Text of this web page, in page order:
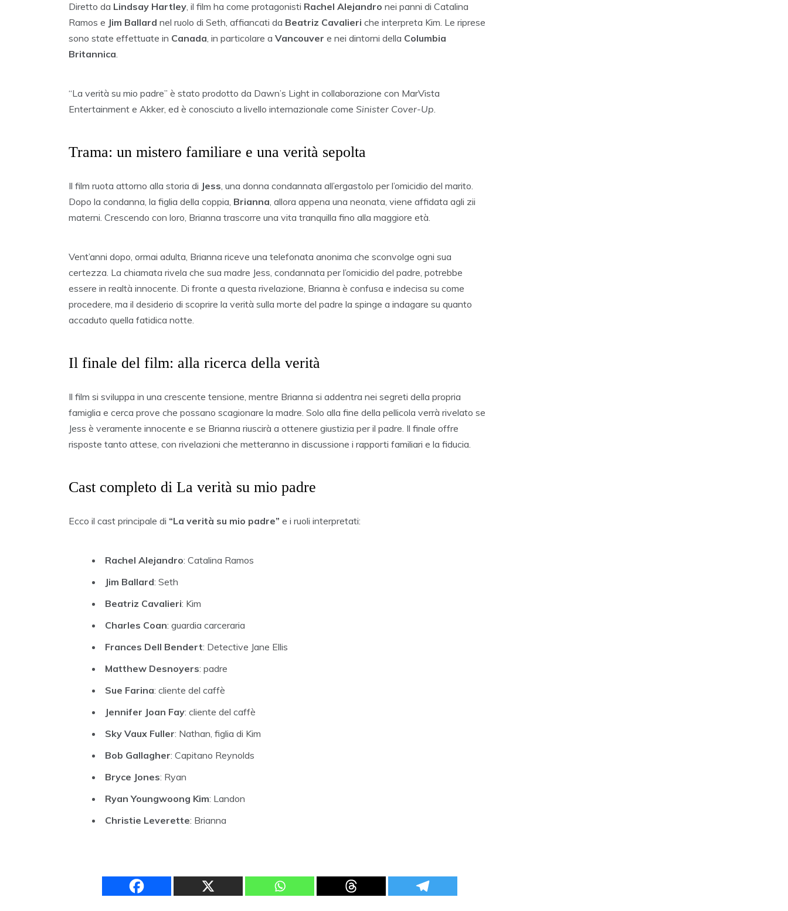
Diretto da Lindsay Hartley, il film ha come protagonisti Rachel Alejandro nei panni di Catalina
Ramos e Jim Ballard nel ruolo di Seth, affiancati da Beatriz Cavalieri che interpreta Kim. Le riprese
sono state effettuate in Canada, in particolare a Vancouver e nei dintorni della Columbia
Britannica.
“La verità su mio padre” è stato prodotto da Dawn’s Light in collaborazione con MarVista
Entertainment e Akker, ed è conosciuto a livello internazionale come Sinister Cover-Up.
Trama: un mistero familiare e una verità sepolta
Il film ruota attorno alla storia di Jess, una donna condannata all’ergastolo per l’omicidio del marito.
Dopo la condanna, la figlia della coppia, Brianna, allora appena una neonata, viene affidata agli zii
materni. Crescendo con loro, Brianna trascorre una vita tranquilla fino alla maggiore età.
Vent’anni dopo, ormai adulta, Brianna riceve una telefonata anonima che sconvolge ogni sua
certezza. La chiamata rivela che sua madre Jess, condannata per l’omicidio del padre, potrebbe
essere in realtà innocente. Di fronte a questa rivelazione, Brianna è confusa e indecisa su come
procedere, ma il desiderio di scoprire la verità sulla morte del padre la spinge a indagare su quanto
accaduto quella fatidica notte.
Il finale del film: alla ricerca della verità
Il film si sviluppa in una crescente tensione, mentre Brianna si addentra nei segreti della propria
famiglia e cerca prove che possano scagionare la madre. Solo alla fine della pellicola verrà rivelato se
Jess è veramente innocente e se Brianna riuscirà a ottenere giustizia per il padre. Il finale offre
risposte tanto attese, con rivelazioni che metteranno in discussione i rapporti familiari e la fiducia.
Cast completo di La verità su mio padre
Ecco il cast principale di “La verità su mio padre” e i ruoli interpretati:
Rachel Alejandro: Catalina Ramos
Jim Ballard: Seth
Beatriz Cavalieri: Kim
Charles Coan: guardia carceraria
Frances Dell Bendert: Detective Jane Ellis
Matthew Desnoyers: padre
Sue Farina: cliente del caffè
Jennifer Joan Fay: cliente del caffè
Sky Vaux Fuller: Nathan, figlia di Kim
Bob Gallagher: Capitano Reynolds
Bryce Jones: Ryan
Ryan Youngwoong Kim: Landon
Christie Leverette: Brianna